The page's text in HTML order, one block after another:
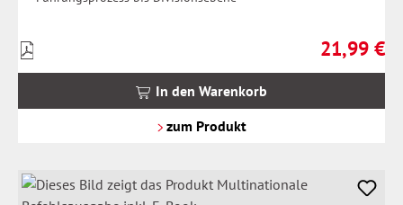
Regulärer
21,99 €
Preise
inkl.
In den Warenkorb
zum Produkt